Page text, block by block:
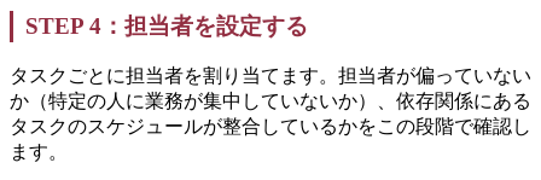
STEP 4：担当者を設定する
タスクごとに担当者を割り当てます。担当者が偏っていない
か（特定の人に業務が集中していないか）、依存関係にある
タスクのスケジュールが整合しているかをこの段階で確認し
ます。